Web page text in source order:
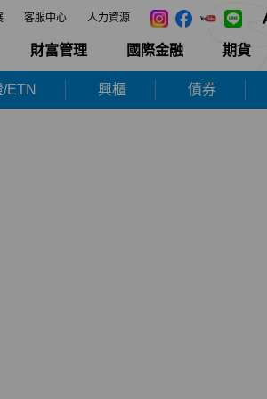
客服中心 人力資源
財富管理 國際金融 期貨
ETN 興櫃 債券